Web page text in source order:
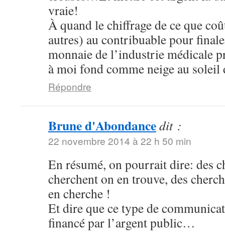
vraie!
À quand le chiffrage de ce que
autres) au contribuable pour
monnaie de l’industrie médicale
à moi fond comme neige au soleil
Répondre
Brune d'Abondancedit :
22 novembre 2014 à 22 h 50 min
En résumé, on pourrait dire: des
cherchent on en trouve, des
en cherche !
Et dire que ce type de
financé par l’argent public…